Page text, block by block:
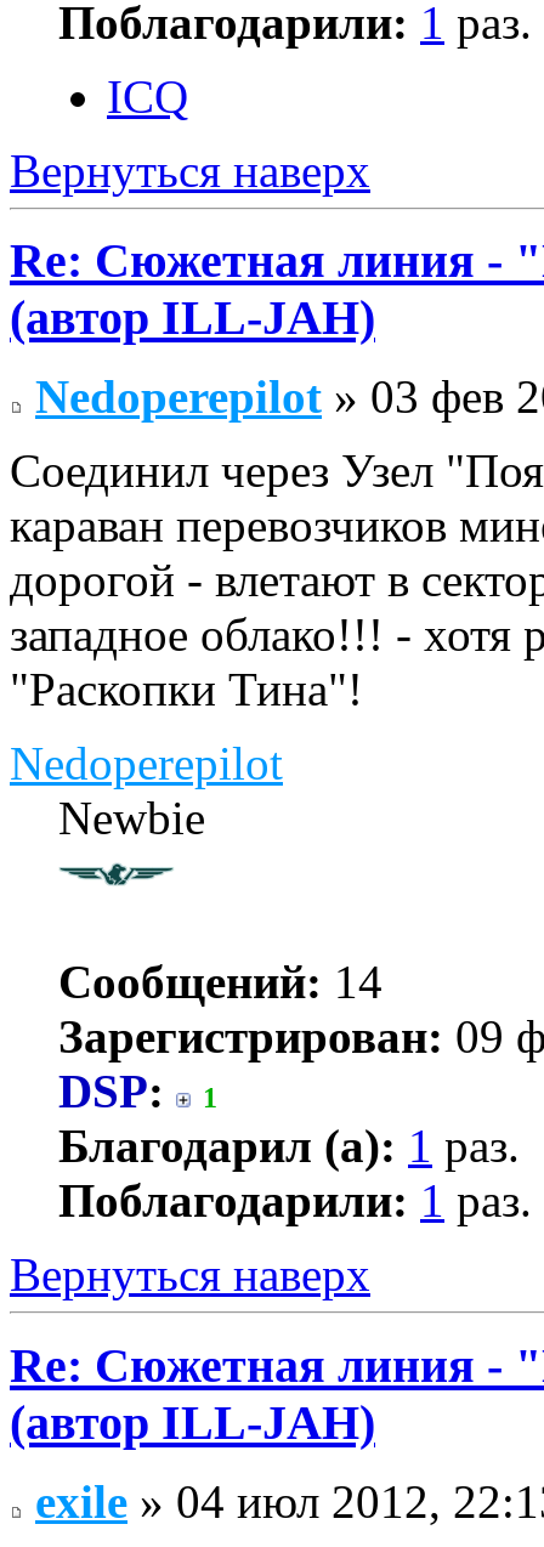
Поблагодарили: 1 раз.
ICQ
Вернуться наверх
Re: Сюжетная линия -
(автор ILL-JAH)
Nedoperepilot » 03 фев
Соединил через Узел
караван перевозчиков
дорогой - влетают в
западное облако!!! - хотя
"Раскопки Тина"!
Nedoperepilot
Newbie
Сообщений: 14
Зарегистрирован: 09
DSP: 1
Благодарил (а): 1 раз.
Поблагодарили: 1 раз.
Вернуться наверх
Re: Сюжетная линия -
(автор ILL-JAH)
exile » 04 июл 2012,